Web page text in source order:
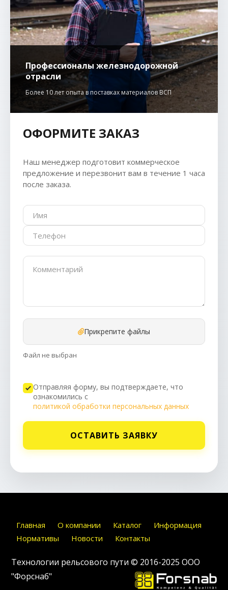
Профессионалы железнодорожной
отрасли
Более 10 лет опыта в поставках материалов ВСП
ОФОРМИТЕ ЗАКАЗ
Наш менеджер подготовит коммерческое
предложение и перезвонит вам в течение 1 часа
после заказа.
Прикрепите файлы
Файл не выбран
Отправляя форму, вы подтверждаете, что
ознакомились с
политикой обработки персональных данных
ОСТАВИТЬ ЗАЯВКУ
Главная О компании Каталог
Информация
Нормативы
Новости Контакты
Технологии рельсового пути © 2016-2025ООО
"Форснаб"